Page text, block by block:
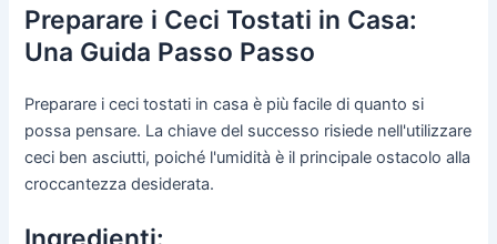
Preparare i Ceci Tostati in Casa:
Una Guida Passo Passo
Preparare i ceci tostati in casa è più facile di quanto si
possa pensare. La chiave del successo risiede nell'utilizzare
ceci ben asciutti, poiché l'umidità è il principale ostacolo alla
croccantezza desiderata.